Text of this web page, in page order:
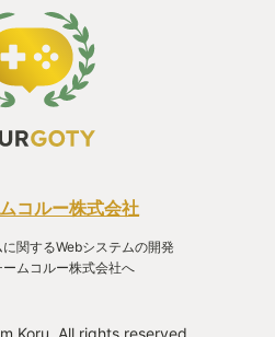
テンションが上がるんですよね。
ットアニメーションが非常に高い
ス戦においても即効で倒してしま
の攻撃パターンを見たくなってし
ゃがむ時に怯えたり、壁激突で潰
しいんですよね。 途中で入る仲間
念な点を挙げるとしたら、どの敵
するのかという図鑑要素がなかっ
のみであればそこまで支障はない
ダム生成ダンジョンを収載すれば
。 ちなみにエリア間は各セーブポ
コルー株式会社
関するWebシステムの開発
ームコルー株式会社へ
Koru. All rights reserved